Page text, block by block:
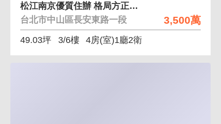
3,500萬
松江南京優質住辦 格局方正好規劃巷道寬敞未來性佳
台北市中山區長安東路一段
49.03坪 3/6樓 4房(室)1廳2衛